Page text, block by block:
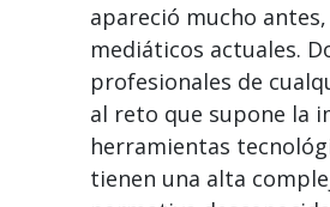
apareció mucho
mediáticos actuales.
profesionales de
al reto que supone la
herramientas
tienen una alta